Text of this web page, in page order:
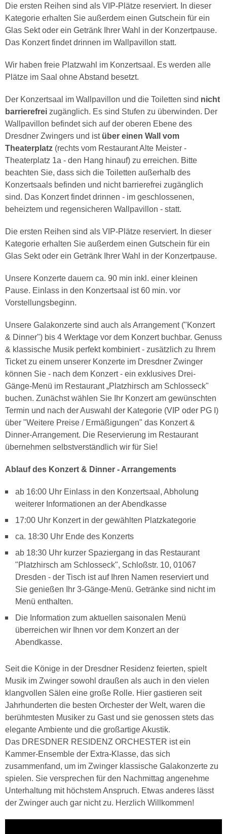
Die ersten Reihen sind als VIP-Plätze reserviert. In dieser
Kategorie erhalten Sie außerdem einen Gutschein für ein
Glas Sekt oder ein Getränk Ihrer Wahl in der Konzertpause.
Das Konzert findet drinnen im Wallpavillon statt.
Wir haben freie Platzwahl im Konzertsaal. Es werden alle
Plätze im Saal ohne Abstand besetzt.
Der Konzertsaal im Wallpavillon und die Toiletten sind nicht
barrierefrei zugänglich. Es sind Stufen zu überwinden. Der
Wallpavillon befindet sich auf der oberen Ebene des
Dresdner Zwingers und ist über einen Wall vom
Theaterplatz (rechts vom Restaurant Alte Meister -
Theaterplatz 1a - den Hang hinauf) zu erreichen. Bitte
beachten Sie, dass sich die Toiletten außerhalb des
Konzertsaals befinden und nicht barrierefrei zugänglich
sind. Das Konzert findet drinnen - im geschlossenen,
beheiztem und regensicheren Wallpavillon - statt.
Die ersten Reihen sind als VIP-Plätze reserviert. In dieser
Kategorie erhalten Sie außerdem einen Gutschein für ein
Glas Sekt oder ein Getränk Ihrer Wahl in der Konzertpause.
Unsere Konzerte dauern ca. 90 min inkl. einer kleinen
Pause. Einlass in den Konzertsaal ist 60 min. vor
Vorstellungsbeginn.
Unsere Galakonzerte sind auch als Arrangement ("Konzert
& Dinner") bis 4 Werktage vor dem Konzert buchbar. Genuss
& klassische Musik perfekt kombiniert - zusätzlich zu Ihrem
Ticket zu einem unserer Konzerte im Dresdner Zwinger
können Sie - nach dem Konzert - ein exklusives Drei-
Gänge-Menü im Restaurant „Platzhirsch am Schlosseck"
buchen. Zunächst wählen Sie Ihr Konzert am gewünschten
Termin und nach der Auswahl der Kategorie (VIP oder PG I)
über "Weitere Preise / Ermäßigungen" das Konzert &
Dinner-Arrangement. Die Reservierung im Restaurant
übernehmen selbstverständlich wir für Sie!
Ablauf des Konzert & Dinner - Arrangements
ab 16:00 Uhr Einlass in den Konzertsaal, Abholung
weiterer Informationen an der Abendkasse
17:00 Uhr Konzert in der gewählten Platzkategorie
ca. 18:30 Uhr Ende des Konzerts
ab 18:30 Uhr kurzer Spaziergang in das Restaurant
"Platzhirsch am Schlosseck", Schloßstr. 10, 01067
Dresden - der Tisch ist auf Ihren Namen reserviert und
Sie genießen Ihr 3-Gänge-Menü. Getränke sind nicht im
Menü enthalten.
Die Information zum aktuellen saisonalen Menü
überreichen wir Ihnen vor dem Konzert an der
Abendkasse.
Seit die Könige in der Dresdner Residenz feierten, spielt
Musik im Zwinger sowohl draußen als auch in den vielen
klangvollen Sälen eine große Rolle. Hier gastieren seit
Jahrhunderten die besten Orchester der Welt, waren die
berühmtesten Musiker zu Gast und sie genossen stets das
elegante Ambiente und die großartige Akustik.
Das DRESDNER RESIDENZ ORCHESTER ist ein
Kammer-Ensemble der Extra-Klasse, das sich
zusammenfand, um im Zwinger klassische Galakonzerte zu
spielen. Sie versprechen für den Nachmittag angenehme
Unterhaltung mit höchstem Anspruch. Etwas anderes lässt
der Zwinger auch gar nicht zu. Herzlich Willkommen!